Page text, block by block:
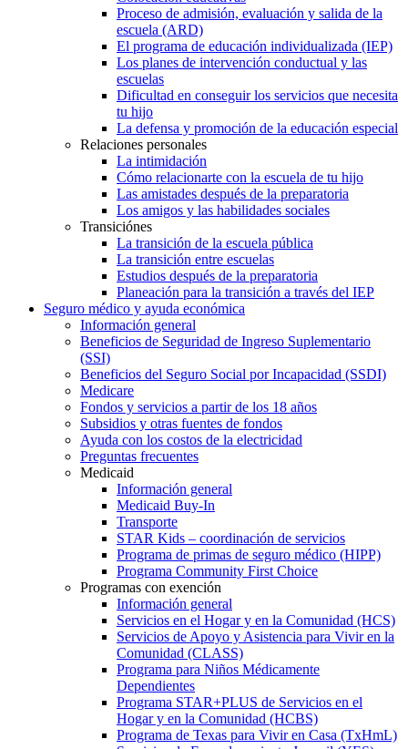
Proceso de admisión, evaluación y salida de la
escuela (ARD)
El programa de educación individualizada (IEP)
Los planes de intervención conductual y las
escuelas
Dificultad en conseguir los servicios que necesita
tu hijo
La defensa y promoción de la educación especial
Relaciones personales
La intimidación
Cómo relacionarte con la escuela de tu hijo
Las amistades después de la preparatoria
Los amigos y las habilidades sociales
Transiciónes
La transición de la escuela pública
La transición entre escuelas
Estudios después de la preparatoria
Planeación para la transición a través del IEP
Seguro médico y ayuda económica
Información general
Beneficios de Seguridad de Ingreso Suplementario
(SSI)
Beneficios del Seguro Social por Incapacidad (SSDI)
Medicare
Fondos y servicios a partir de los 18 años
Subsidios y otras fuentes de fondos
Ayuda con los costos de la electricidad
Preguntas frecuentes
Medicaid
Información general
Medicaid Buy-In
Transporte
STAR Kids – coordinación de servicios
Programa de primas de seguro médico (HIPP)
Programa Community First Choice
Programas con exención
Información general
Servicios en el Hogar y en la Comunidad (HCS)
Servicios de Apoyo y Asistencia para Vivir en la
Comunidad (CLASS)
Programa para Niños Médicamente
Dependientes
Programa STAR+PLUS de Servicios en el
Hogar y en la Comunidad (HCBS)
Programa de Texas para Vivir en Casa (TxHmL)